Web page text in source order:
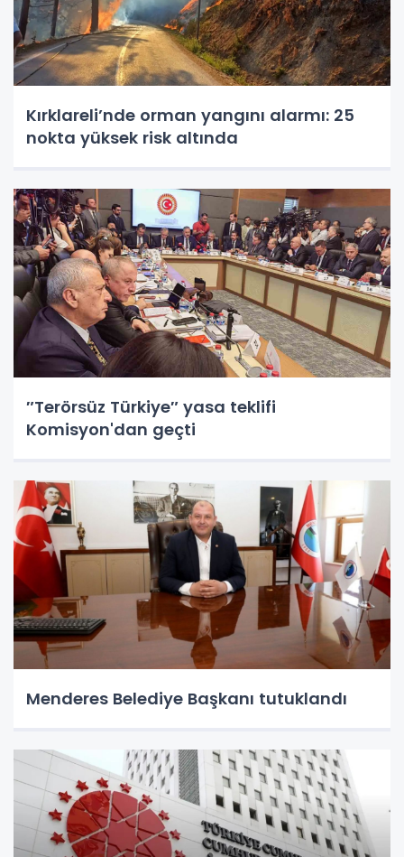
Kırklareli’nde orman yangını alarmı: 25
nokta yüksek risk altında
″Terörsüz Türkiye″ yasa teklifi
Komisyon'dan geçti
Menderes Belediye Başkanı tutuklandı